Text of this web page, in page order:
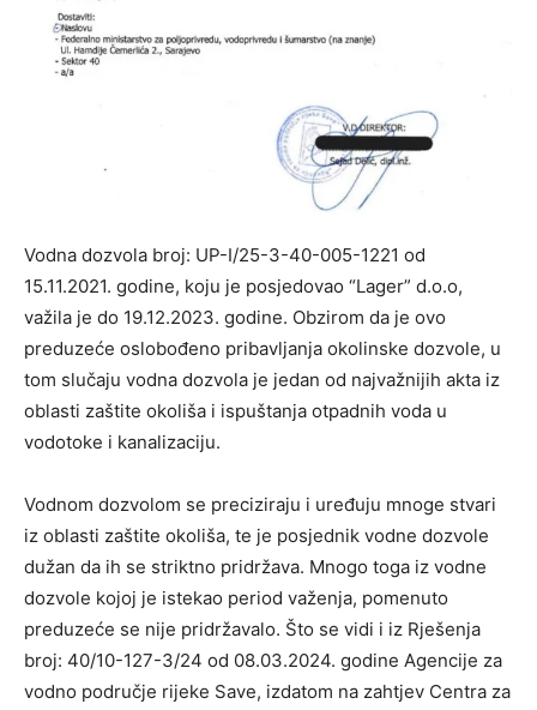
Vodna dozvola broj: UP-I/25-3-40-005-1221 od
15.11.2021. godine, koju je posjedovao “Lager” d.o.o,
važila je do 19.12.2023. godine. Obzirom da je ovo
preduzeće oslobođeno pribavljanja okolinske dozvole, u
tom slučaju vodna dozvola je jedan od najvažnijih akta iz
oblasti zaštite okoliša i ispuštanja otpadnih voda u
vodotoke i kanalizaciju.
Vodnom dozvolom se preciziraju i uređuju mnoge stvari
iz oblasti zaštite okoliša, te je posjednik vodne dozvole
dužan da ih se striktno pridržava. Mnogo toga iz vodne
dozvole kojoj je istekao period važenja, pomenuto
preduzeće se nije pridržavalo. Što se vidi i iz Rješenja
broj: 40/10-127-3/24 od 08.03.2024. godine Agencije za
vodno područje rijeke Save, izdatom na zahtjev Centra za